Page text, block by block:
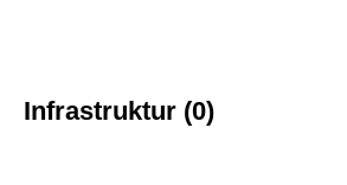
Infrastruktur (0)